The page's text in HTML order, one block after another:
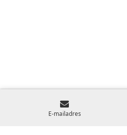
E-mailadres